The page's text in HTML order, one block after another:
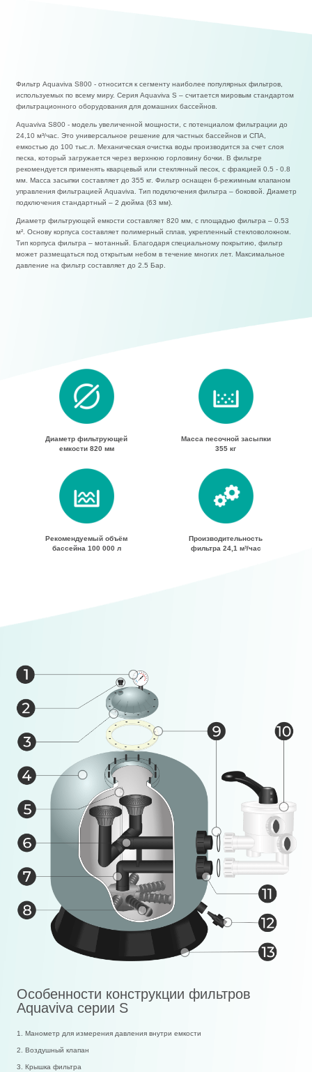
Фильтр Aquaviva S800 - относится к сегменту наиболее популярных фильтров,
используемых по всему миру. Серия Aquaviva S – считается мировым стандартом
фильтрационного оборудования для домашних бассейнов.
Aquaviva S800 - модель увеличенной мощности, с потенциалом фильтрации до
24,10 м³/час. Это универсальное решение для частных бассейнов и СПА,
емкостью до 100 тыс.л. Механическая очистка воды производится за счет слоя
песка, который загружается через верхнюю горловину бочки. В фильтре
рекомендуется применять кварцевый или стеклянный песок, с фракцией 0.5 - 0.8
мм. Масса засыпки составляет до 355 кг. Фильтр оснащен 6-режимным клапаном
управления фильтрацией Aquaviva. Тип подключения фильтра – боковой. Диаметр
подключения стандартный – 2 дюйма (63 мм).
Диаметр фильтрующей емкости составляет 820 мм, с площадью фильтра – 0.53
м². Основу корпуса составляет полимерный сплав, укрепленный стекловолокном.
Тип корпуса фильтра – мотанный. Благодаря специальному покрытию, фильтр
может размещаться под открытым небом в течение многих лет. Максимальное
давление на фильтр составляет до 2.5 Бар.
Диаметр фильтрующей
емкости 820 мм
Масса песочной засыпки
355 кг
Рекомендуемый объём
бассейна 100 000 л
Производительность
фильтра 24,1 м³/час
Особенности конструкции фильтров
Aquaviva серии S
1. Манометр для измерения давления внутри емкости
2. Воздушный клапан
3. Крышка фильтра